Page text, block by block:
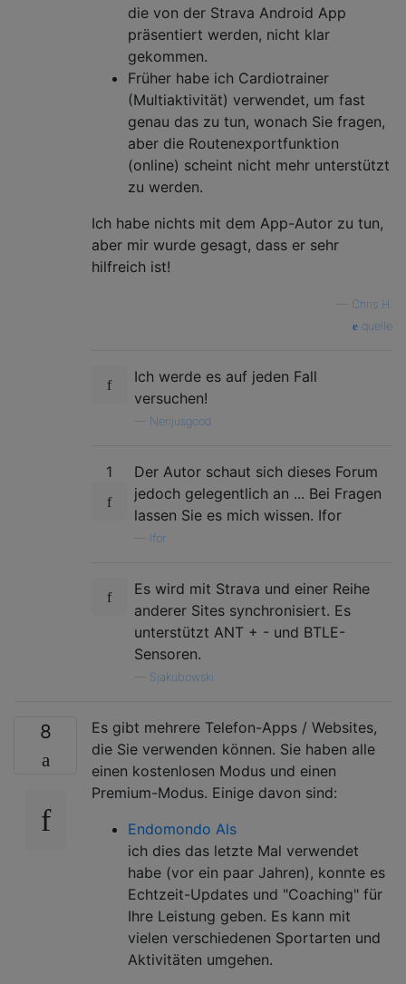
die von der Strava Android App
präsentiert werden, nicht klar
gekommen.
Früher habe ich Cardiotrainer
(Multiaktivität) verwendet, um fast
genau das zu tun, wonach Sie fragen,
aber die Routenexportfunktion
(online) scheint nicht mehr unterstützt
zu werden.
Ich habe nichts mit dem App-Autor zu tun,
aber mir wurde gesagt, dass er sehr
hilfreich ist!
Chris H.
quelle
Ich werde es auf jeden Fall
versuchen!
Nerijusgood
1
Der Autor schaut sich dieses Forum
jedoch gelegentlich an ... Bei Fragen
lassen Sie es mich wissen. Ifor
Ifor
Es wird mit Strava und einer Reihe
anderer Sites synchronisiert. Es
unterstützt ANT + - und BTLE-
Sensoren.
Sjakubowski
8
Es gibt mehrere Telefon-Apps / Websites,
die Sie verwenden können. Sie haben alle
einen kostenlosen Modus und einen
Premium-Modus. Einige davon sind:
Endomondo Als
ich dies das letzte Mal verwendet
habe (vor ein paar Jahren), konnte es
Echtzeit-Updates und "Coaching" für
Ihre Leistung geben. Es kann mit
vielen verschiedenen Sportarten und
Aktivitäten umgehen.